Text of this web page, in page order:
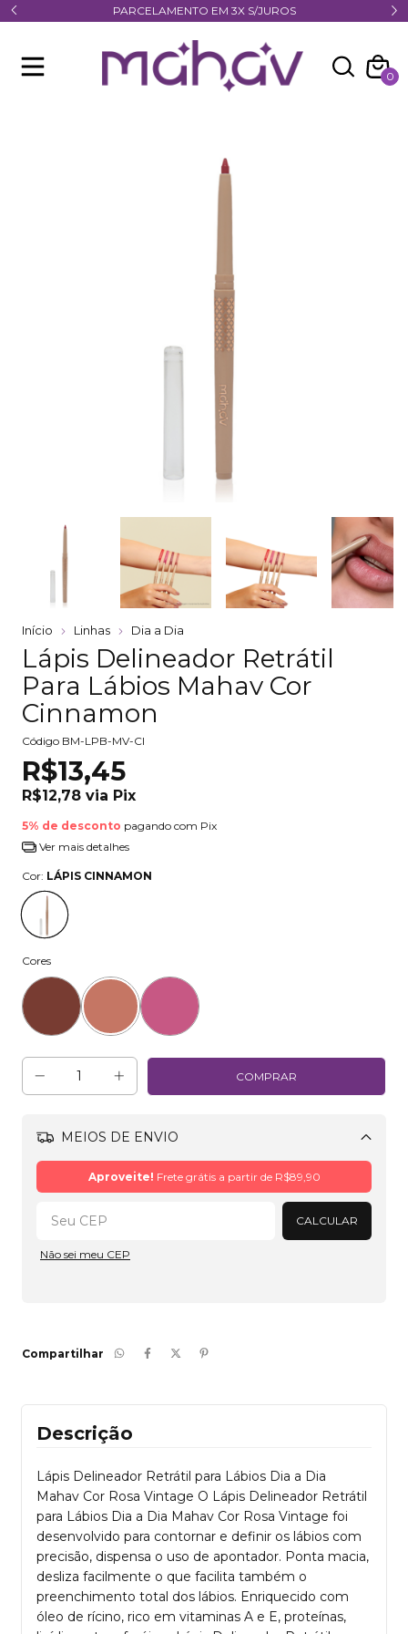
PARCELAMENTO EM 3X S/JUROS
0
Início Linhas Dia a Dia
Lápis Delineador Retrátil
Para Lábios Mahav Cor
Cinnamon
Código BM-LPB-MV-CI
R$13,45
R$12,78 via Pix
5% de desconto pagando com Pix
Ver mais detalhes
Cor: LÁPIS CINNAMON
Cores
MEIOS DE ENVIO
Aproveite! Frete grátis a partir de R$89,90
CALCULAR
Não sei meu CEP
Compartilhar
Descrição
Lápis Delineador Retrátil para Lábios Dia a Dia
Mahav Cor Rosa Vintage O Lápis Delineador Retrátil
para Lábios Dia a Dia Mahav Cor Rosa Vintage foi
desenvolvido para contornar e definir os lábios com
precisão, dispensa o uso de apontador. Ponta macia,
desliza facilmente o que facilita também o
preenchimento total dos lábios. Enriquecido com
óleo de rícino, rico em vitaminas A e E, proteínas,